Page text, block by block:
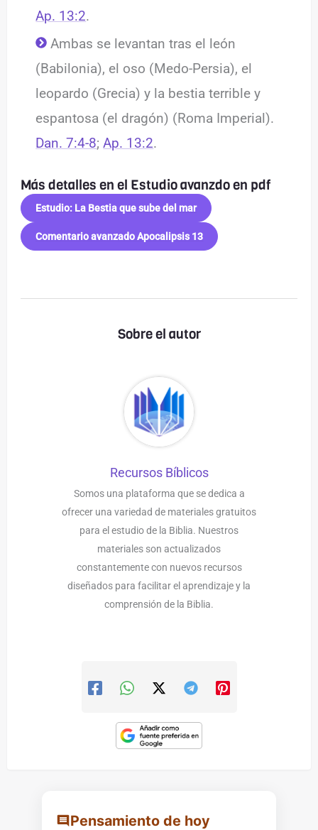
Ap. 13:2.
Ambas se levantan tras el león
(Babilonia), el oso (Medo-Persia), el
leopardo (Grecia) y la bestia terrible y
espantosa (el dragón) (Roma Imperial).
Dan. 7:4-8;Ap. 13:2.
Más detalles en el Estudio avanzdo en pdf
Estudio: La Bestia que sube del mar
Comentario avanzado Apocalipsis 13
Sobre el autor
Recursos Bíblicos
Somos una plataforma que se dedica a
ofrecer una variedad de materiales gratuitos
para el estudio de la Biblia. Nuestros
materiales son actualizados
constantemente con nuevos recursos
diseñados para facilitar el aprendizaje y la
comprensión de la Biblia.
Pensamiento de hoy